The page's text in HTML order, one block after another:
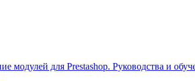
модулей для Prestashop. Руководства и